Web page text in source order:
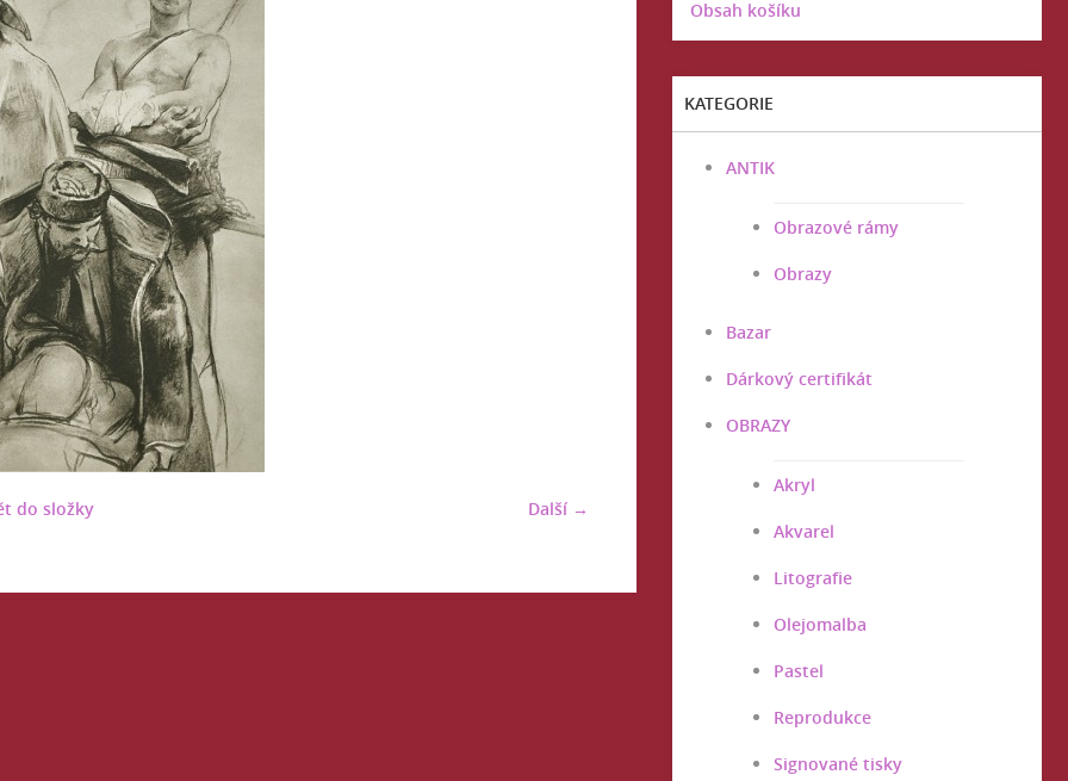
Další →
do složky
Obsah košíku
KATEGORIE
ANTIK
Obrazové rámy
Obrazy
Bazar
Dárkový certifikát
OBRAZY
Akryl
Akvarel
Litografie
Olejomalba
Pastel
Reprodukce
Signované tisky